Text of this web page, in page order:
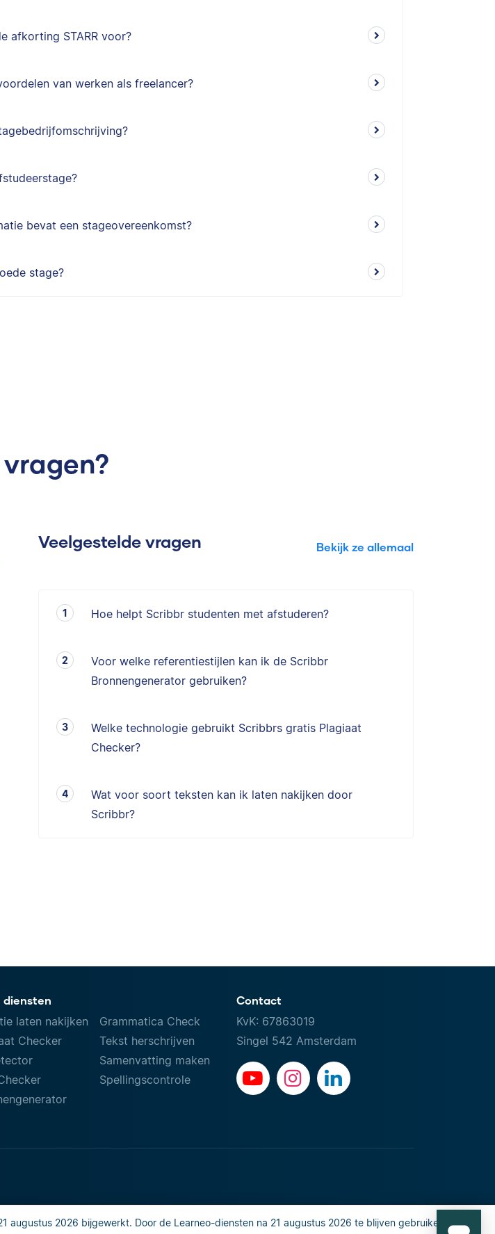
augustus 2026 bijgewerkt. Door de Learneo-diensten na 21 augustus 2026 te blijven gebruiken, gaat u
afkorting STARR voor?
van werken als freelancer?
bevat een stageovereenkomst?
stage?
Veelgestelde vragen Bekijk ze allemaal
Hoe helpt Scribbr studenten met afstuderen?
Voor welke referentiestijlen kan ik de Scribbr
Bronnengenerator gebruiken?
Welke technologie gebruikt Scribbrs gratis Plagiaat
Checker?
Wat voor soort teksten kan ik laten nakijken door
Scribbr?
diensten
laten nakijken
Checker
Grammatica Check
Tekst herschrijven
Samenvatting maken
Spellingscontrole
Contact
KvK: 67863019
Singel 542 Amsterdam
Gebruiksvoorwaarden Do not sell or share my personal info Veiligheid en privacy